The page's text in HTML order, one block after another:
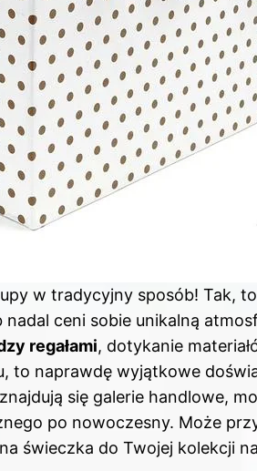
w tradycyjny sposób! Tak,
ceni sobie unikalną
regałami, dotykanie
to naprawdę wyjątkowe
się galerie handlowe,
po nowoczesny. Może
świeczka do Twojej kolekcji